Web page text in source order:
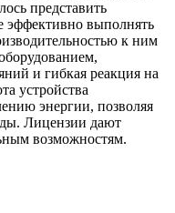
представить
эффективно выполнять
к ним
и гибкая реакция на
устройства
энергии, позволяя
Лицензии дают
возможностям.